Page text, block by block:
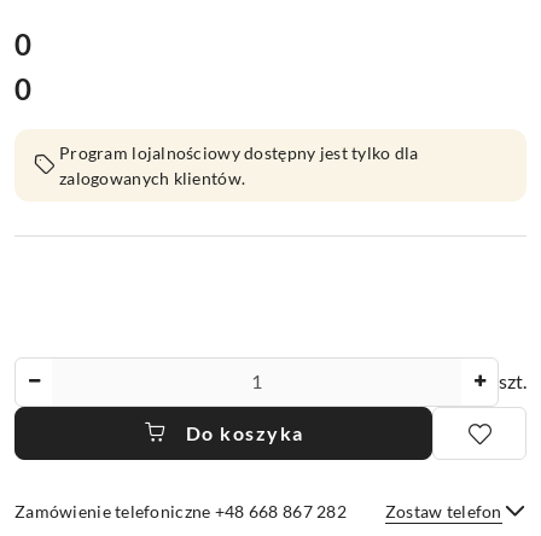
cena:
0
Cena:
0
Program lojalnościowy dostępny jest tylko dla
zalogowanych klientów.
szt.
Do koszyka
Zamówienie telefoniczne +48 668 867 282 Zostaw telefon